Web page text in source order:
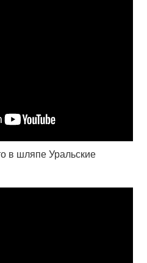
в шляпе Уральские